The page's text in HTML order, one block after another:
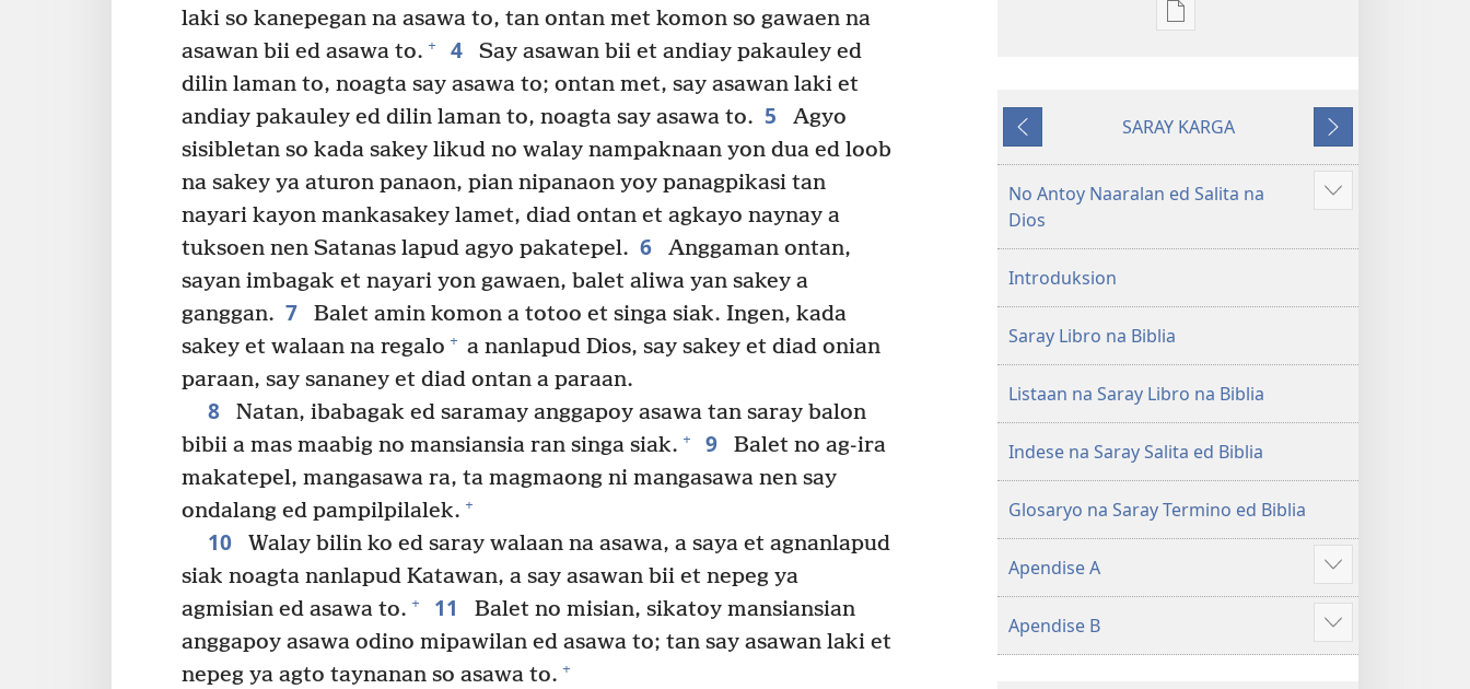
laki so kanepegan na asawa to, tan ontan met komon so gawaen na
asawan bii ed asawa to. + 4
Say asawan bii et andiay pakauley ed
dilin laman to, noagta say asawa to; ontan met, say asawan laki et
andiay pakauley ed dilin laman to, noagta say asawa to. 5
Agyo
sisibletan so kada sakey likud no walay nampaknaan yon dua ed loob
na sakey ya aturon panaon, pian nipanaon yoy panagpikasi tan
nayari kayon mankasakey lamet, diad ontan et agkayo naynay a
tuksoen nen Satanas lapud agyo pakatepel. 6
Anggaman ontan,
sayan imbagak et nayari yon gawaen, balet aliwa yan sakey a
ganggan. 7
Balet amin komon a totoo et singa siak. Ingen, kada
sakey et walaan na regalo + a nanlapud Dios, say sakey et diad onian
paraan, say sananey et diad ontan a paraan.
8
Natan, ibabagak ed saramay anggapoy asawa tan saray balon
bibii a mas maabig no mansiansia ran singa siak. + 9
Balet no ag-ira
makatepel, mangasawa ra, ta magmaong ni mangasawa nen say
ondalang ed pampilpilalek. +
10
Walay bilin ko ed saray walaan na asawa, a saya et agnanlapud
siak noagta nanlapud Katawan, a say asawan bii et nepeg ya
agmisian ed asawa to. + 11
Balet no misian, sikatoy mansiansian
anggapoy asawa odino mipawilan ed asawa to; tan say asawan laki et
nepeg ya agto taynanan so asawa to. +
Opsyon
na
Balon
Mundo
Masanton
Ompawil
SARAY KARGA
Onsublay
No Antoy Naaralan ed Salita na
Dios
Aruman
ipanengneng
Introduksion
Saray Libro na Biblia
Listaan na Saray Libro na Biblia
Indese na Saray Salita ed Biblia
Glosaryo na Saray Termino ed Biblia
Apendise A
Aruman
so
ipanengneng
Apendise B
Aruman
so